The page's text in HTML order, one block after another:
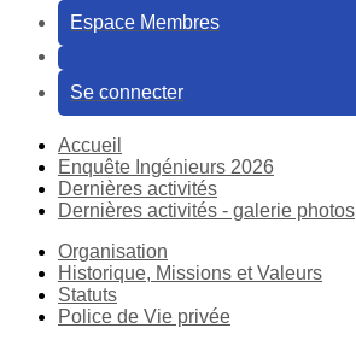
Espace Membres
Se connecter
Accueil
Enquête Ingénieurs 2026
Dernières activités
Dernières activités - galerie photos
Organisation
Historique, Missions et Valeurs
Statuts
Police de Vie privée